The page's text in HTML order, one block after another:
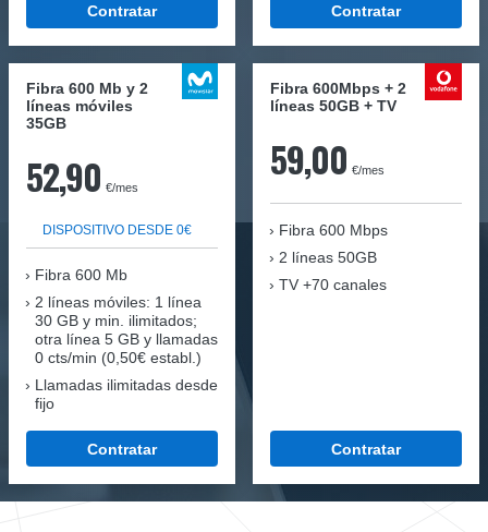
Contratar Contratar
Fibra 600 Mb y 2
líneas móviles
35GB
52,90 €/mes
DISPOSITIVO DESDE 0€
Fibra 600 Mb
2 líneas móviles: 1 línea
30 GB y min. ilimitados;
otra línea 5 GB y llamadas
0 cts/min (0,50€ establ.)
Llamadas ilimitadas desde
fijo
Contratar
Fibra 600Mbps + 2
líneas 50GB + TV
59,00 €/mes
Fibra 600 Mbps
2 líneas 50GB
TV +70 canales
Contratar